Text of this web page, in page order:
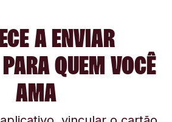
A ENVIAR
QUEM VOCÊ
AMA